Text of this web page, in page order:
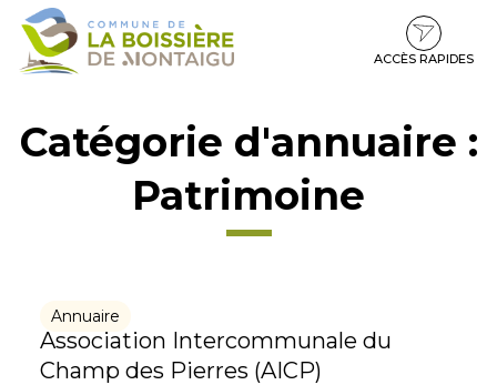
Gestion des traceurs
Aller
Aller
contenu
Aller
pied
ACCÈS RAPIDES
Catégorie d'annuaire :
Patrimoine
Annuaire
Association Intercommunale du
Champ des Pierres (AICP)